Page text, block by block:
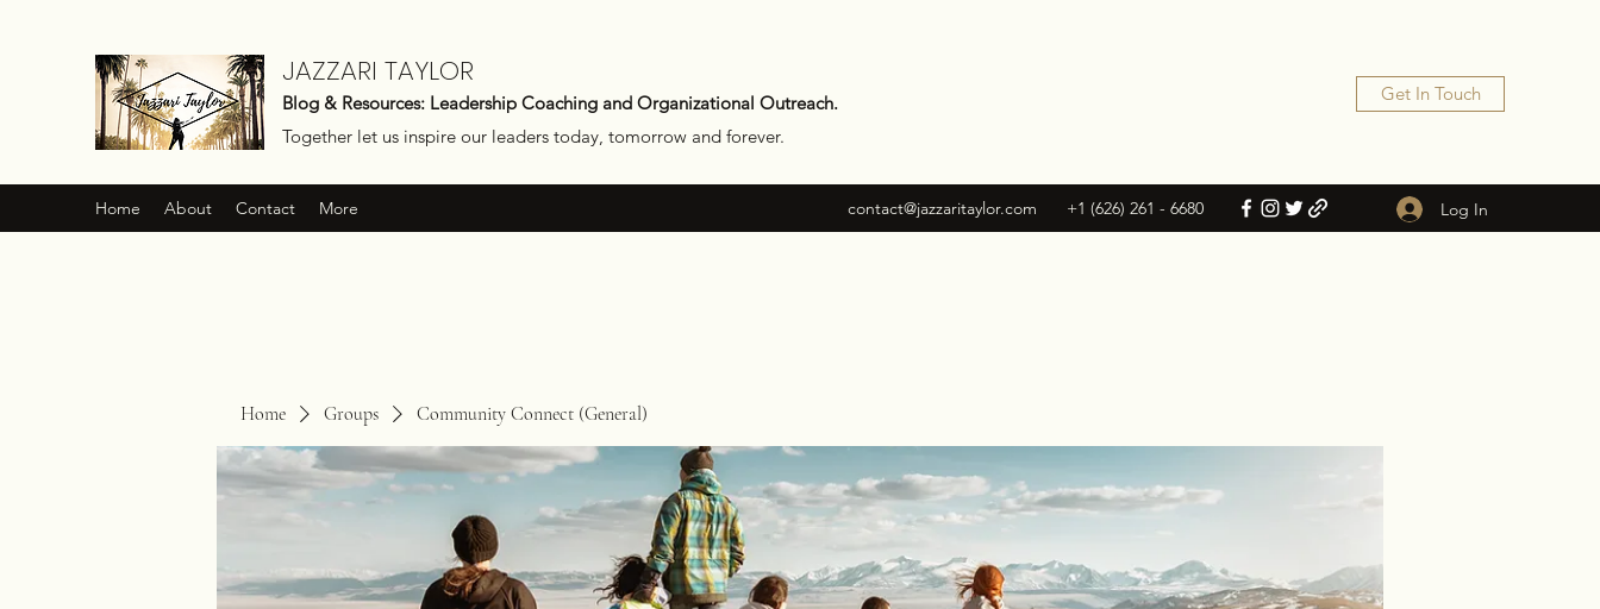
JAZZARI TAYLOR
Blog & Resources: Leadership Coaching and Organizational Outreach.
Together let us inspire our leaders today, tomorrow and forever.
Get In Touch
Home About Contact More contact@jazzaritaylor.com +1 (626) 261 - 6680 Log In
Home Groups Community Connect (General)